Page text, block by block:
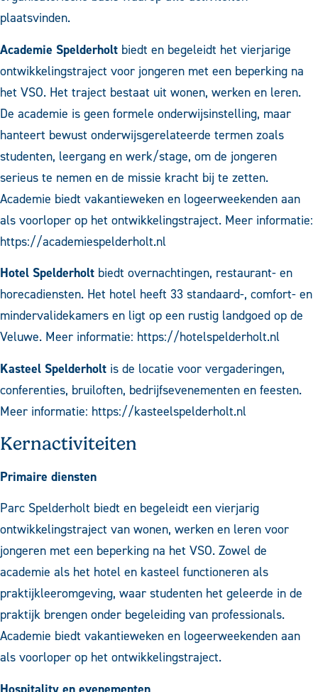
plaatsvinden.
Academie Spelderholt biedt en begeleidt het vierjarige
ontwikkelingstraject voor jongeren met een beperking na
het VSO. Het traject bestaat uit wonen, werken en leren.
De academie is geen formele onderwijsinstelling, maar
hanteert bewust onderwijsgerelateerde termen zoals
studenten, leergang en werk/stage, om de jongeren
serieus te nemen en de missie kracht bij te zetten.
Academie biedt vakantieweken en logeerweekenden aan
als voorloper op het ontwikkelingstraject. Meer informatie:
https://academiespelderholt.nl
Hotel Spelderholt biedt overnachtingen, restaurant- en
horecadiensten. Het hotel heeft 33 standaard-, comfort- en
mindervalidekamers en ligt op een rustig landgoed op de
Veluwe. Meer informatie: https://hotelspelderholt.nl
Kasteel Spelderholt is de locatie voor vergaderingen,
conferenties, bruiloften, bedrijfsevenementen en feesten.
Meer informatie: https://kasteelspelderholt.nl
Kernactiviteiten
Primaire diensten
Parc Spelderholt biedt en begeleidt een vierjarig
ontwikkelingstraject van wonen, werken en leren voor
jongeren met een beperking na het VSO. Zowel de
academie als het hotel en kasteel functioneren als
praktijkleeromgeving, waar studenten het geleerde in de
praktijk brengen onder begeleiding van professionals.
Academie biedt vakantieweken en logeerweekenden aan
als voorloper op het ontwikkelingstraject.